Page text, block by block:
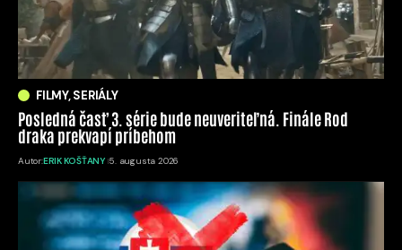
FILMY, SERIÁLY
Posledná časť 3. série bude neuveriteľná. Finále Rod
draka prekvapí príbehom
Autor:ERIK KOŠŤANY 5. augusta 2026